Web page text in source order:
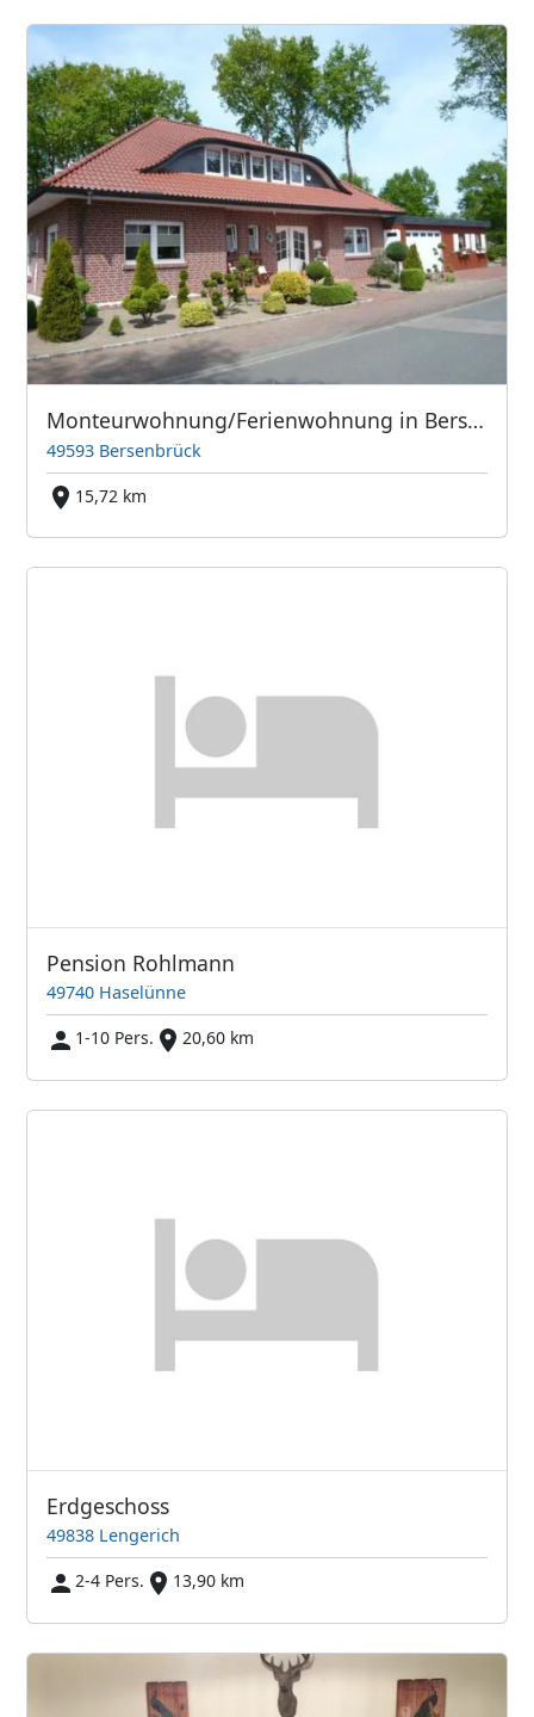
Monteurwohnung/Ferienwohnung in Bersenbrück
49593 Bersenbrück
15,72 km
Pension Rohlmann
49740 Haselünne
1-10 Pers.
20,60 km
Erdgeschoss
49838 Lengerich
2-4 Pers.
13,90 km